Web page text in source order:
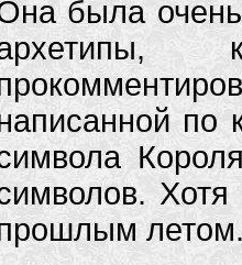
была
по